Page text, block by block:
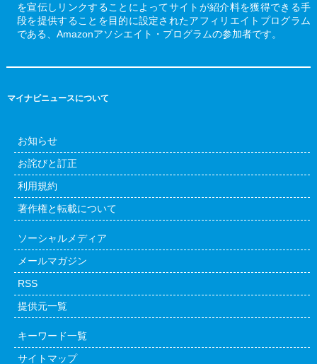
を宣伝しリンクすることによってサイトが紹介料を獲得できる手
段を提供することを目的に設定されたアフィリエイトプログラム
である、Amazonアソシエイト・プログラムの参加者です。
マイナビニュースについて
お知らせ
お詫びと訂正
利用規約
著作権と転載について
ソーシャルメディア
メールマガジン
RSS
提供元一覧
キーワード一覧
サイトマップ